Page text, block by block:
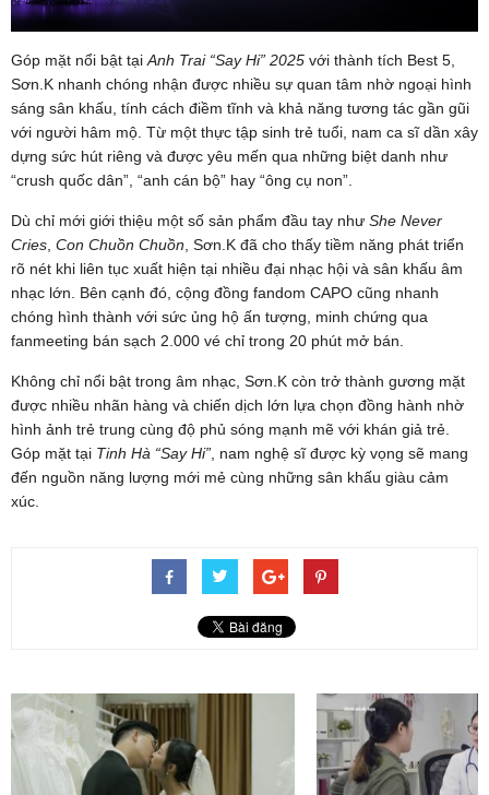
Góp mặt nổi bật tại Anh Trai “Say Hi” 2025 với thành tích Best 5,
Sơn.K nhanh chóng nhận được nhiều sự quan tâm nhờ ngoại hình
sáng sân khấu, tính cách điềm tĩnh và khả năng tương tác gần gũi
với người hâm mộ. Từ một thực tập sinh trẻ tuổi, nam ca sĩ dần xây
dựng sức hút riêng và được yêu mến qua những biệt danh như
“crush quốc dân”, “anh cán bộ” hay “ông cụ non”.
Dù chỉ mới giới thiệu một số sản phẩm đầu tay như She Never
Cries Con Chuồn Chuồn , Sơn.K đã cho thấy tiềm năng phát triển
rõ nét khi liên tục xuất hiện tại nhiều đại nhạc hội và sân khấu âm
nhạc lớn. Bên cạnh đó, cộng đồng fandom CAPO cũng nhanh
chóng hình thành với sức ủng hộ ấn tượng, minh chứng qua
fanmeeting bán sạch 2.000 vé chỉ trong 20 phút mở bán.
Không chỉ nổi bật trong âm nhạc, Sơn.K còn trở thành gương mặt
được nhiều nhãn hàng và chiến dịch lớn lựa chọn đồng hành nhờ
hình ảnh trẻ trung cùng độ phủ sóng mạnh mẽ với khán giả trẻ.
Góp mặt tại Tinh Hà “Say Hi” , nam nghệ sĩ được kỳ vọng sẽ mang
đến nguồn năng lượng mới mẻ cùng những sân khấu giàu cảm
xúc.